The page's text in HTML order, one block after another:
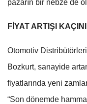
pazarın bir nebze de
FİYAT ARTIŞI
Otomotiv
Bozkurt, sanayide
fiyatlarında yeni
“Son dönemde